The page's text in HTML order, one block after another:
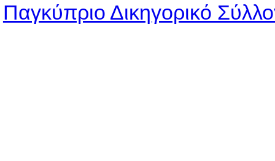
Παγκύπριο Δικηγορικό